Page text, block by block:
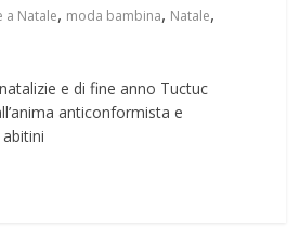
a Natale, moda bambina, Natale,
e di fine anno Tuctuc
anticonformista e